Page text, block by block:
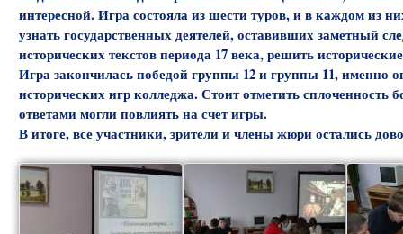
интересной. Игра состояла из шести туров, и в каждом из
узнать государственных деятелей, оставивших заметный
исторических текстов периода 17 века, решить
Игра закончилась победой группы 12 и группы 11, именно
исторических игр колледжа. Стоит отметить
ответами могли повлиять на счет игры.
В итоге, все участники, зрители и члены жюри остались